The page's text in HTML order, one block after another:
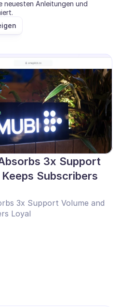
neuesten Anleitungen und
3x Support
Subscribers
3x Support Volume and
Loyal